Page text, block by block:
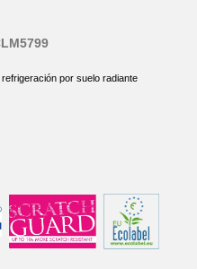
por suelo radiante